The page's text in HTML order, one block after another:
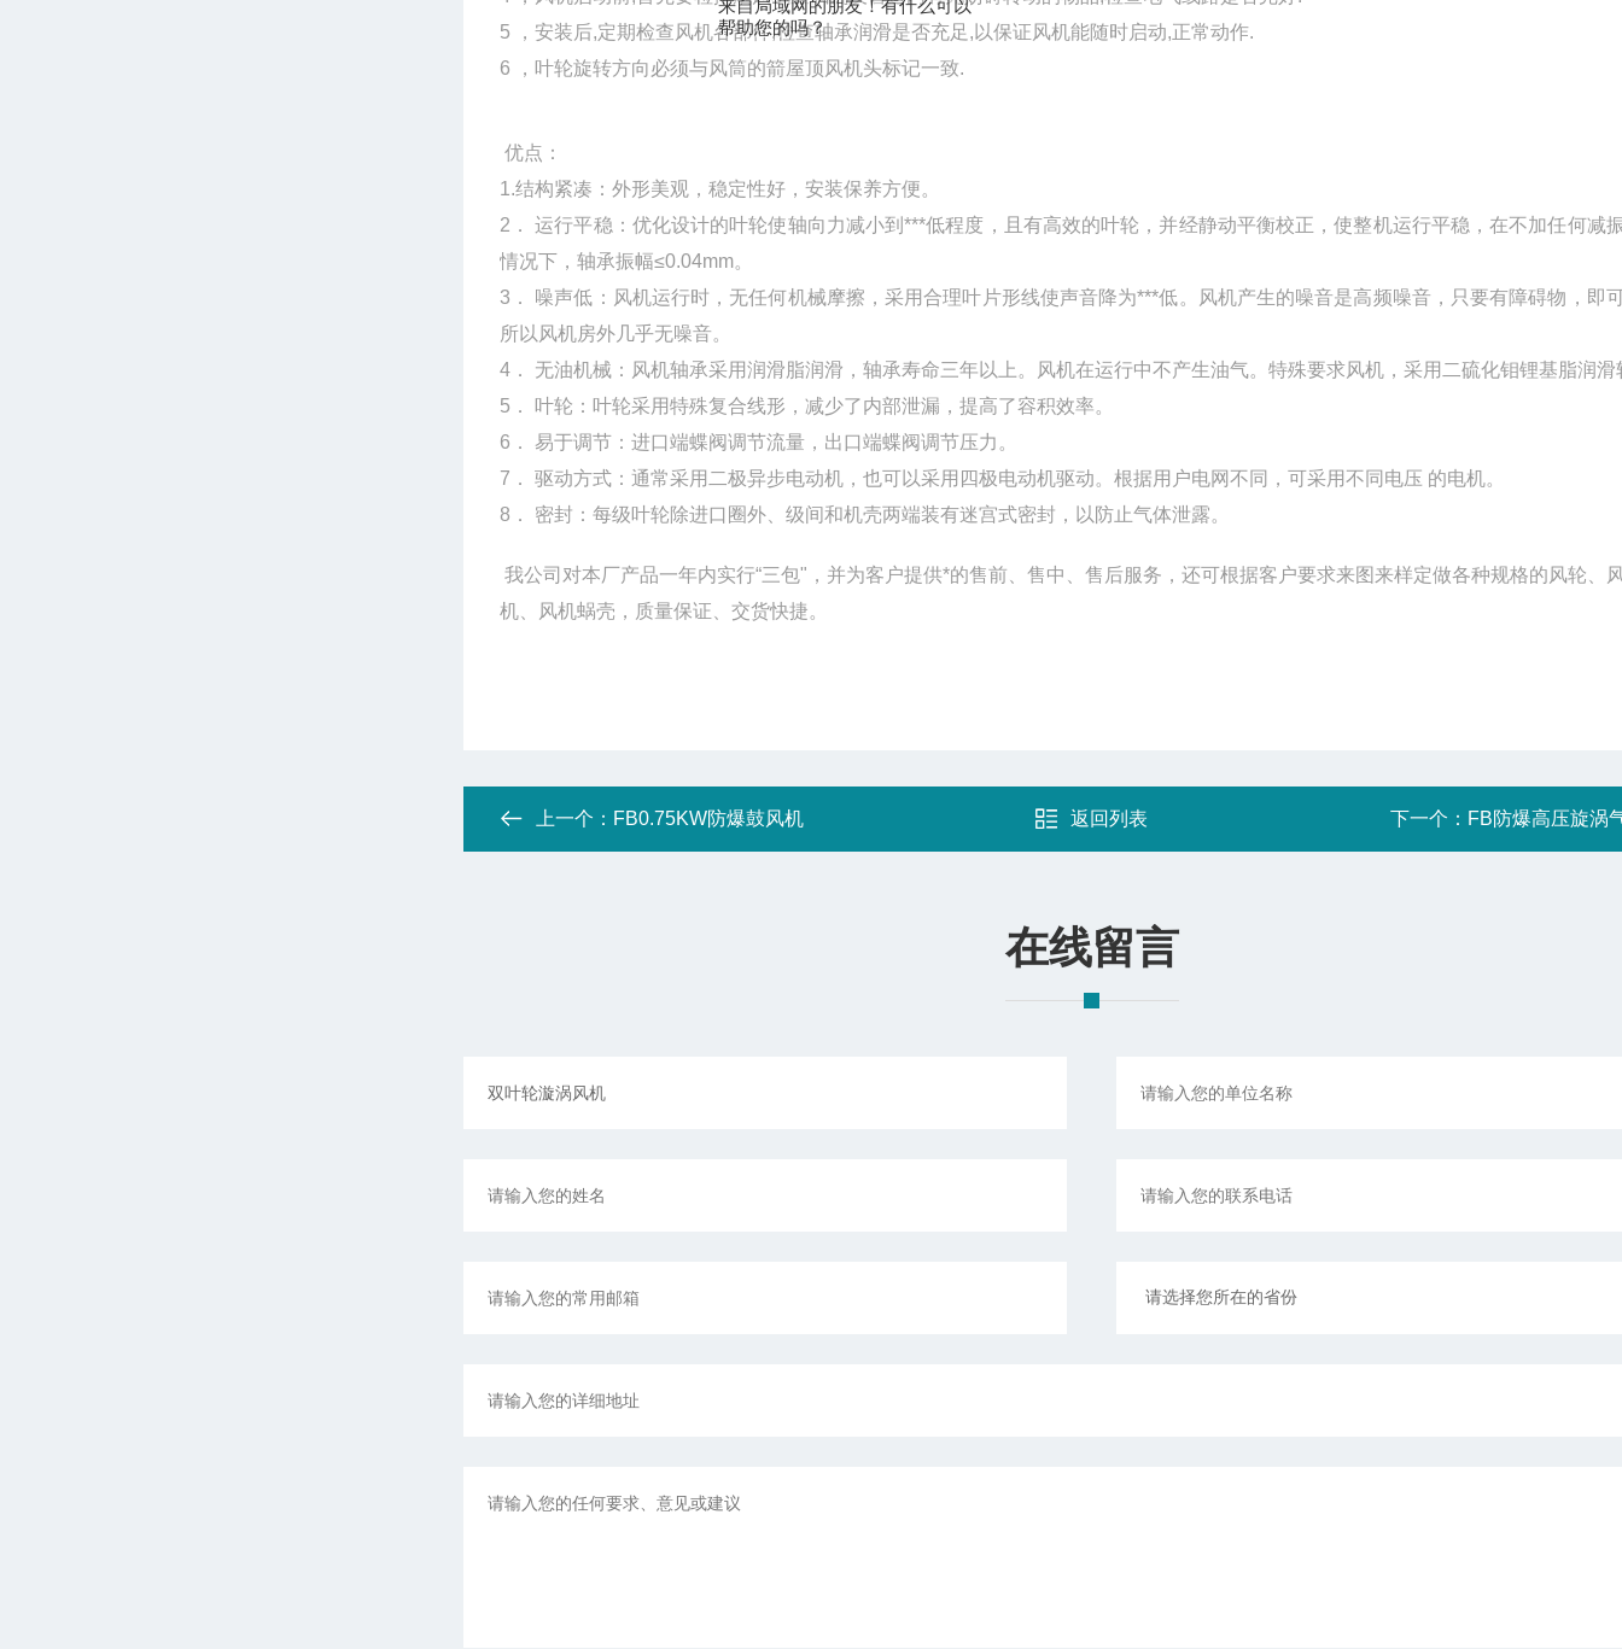
来自局域网的朋友！有什么可以
帮助您的吗？
5 ，安装后,定期检查风机各部件,检查轴承润滑是否充足,以保证风机能随时启动,正常动作.
6 ，叶轮旋转方向必须与风筒的箭屋顶风机头标记一致.
优点：
1.结构紧凑：外形美观，稳定性好，安装保养方便。
2． 运行平稳：优化设计的叶轮使轴向力减小到***低程度，且有高效的叶轮，并经静动平衡校正，使整机运行平稳，在不加任何减
情况下，轴承振幅≤0.04mm。
3． 噪声低：风机运行时，无任何机械摩擦，采用合理叶片形线使声音降为***低。风机产生的噪音是高频噪音，只要有障碍物，即
所以风机房外几乎无噪音。
4． 无油机械：风机轴承采用润滑脂润滑，轴承寿命三年以上。风机在运行中不产生油气。特殊要求风机，采用二硫化钼锂基脂润滑
5． 叶轮：叶轮采用特殊复合线形，减少了内部泄漏，提高了容积效率。
6． 易于调节：进口端蝶阀调节流量，出口端蝶阀调节压力。
7． 驱动方式：通常采用二极异步电动机，也可以采用四极电动机驱动。根据用户电网不同，可采用不同电压 的电机。
8． 密封：每级叶轮除进口圈外、级间和机壳两端装有迷宫式密封，以防止气体泄露。
我公司对本厂产品一年内实行“三包"，并为客户提供*的售前、售中、售后服务，还可根据客户要求来图来样定做各种规格的风轮、
机、风机蜗壳，质量保证、交货快捷。
上一个： FB0.75KW防爆鼓风机 返回列表 下一个： FB防爆高压旋涡
在线留言